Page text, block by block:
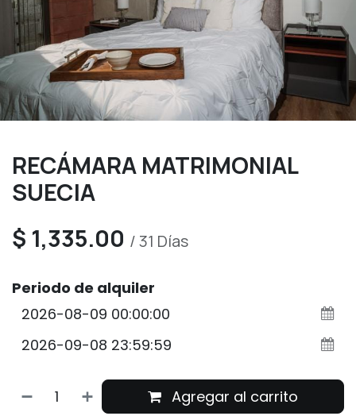
RECÁMARA MATRIMONIAL
SUECIA
$ 1,335.00 /31 Días
Periodo de alquiler
Agregar al carrito